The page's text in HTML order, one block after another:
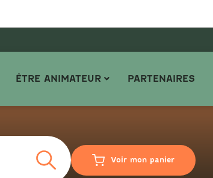
ÊTRE ANIMATEUR PARTENAIRES
Search Voir mon panier